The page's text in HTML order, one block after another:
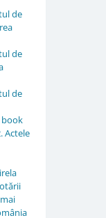
de
de
de
book
Actele